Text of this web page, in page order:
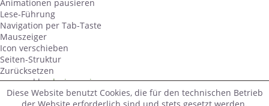
Diese Website benutzt Cookies, die für den technischen Betrieb
Animationen pausieren
Lese-Führung
Navigation per Tab-Taste
Mauszeiger
Icon verschieben
Seiten-Struktur
Zurücksetzen
powered bydesignverign